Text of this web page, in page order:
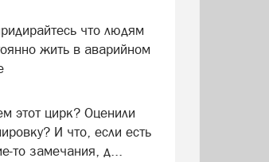
что людям
жить в аварийном
этот цирк? Оценили
И что, если есть
то замечания, д...